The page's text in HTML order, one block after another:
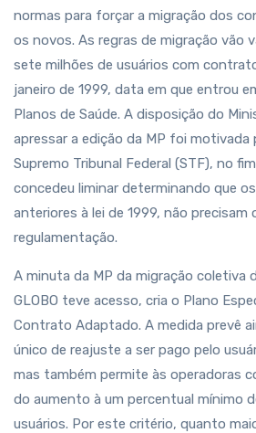
normas para forçar a migração dos
os novos. As regras de migração vão
sete milhões de usuários com
janeiro de 1999, data em que entrou
Planos de Saúde. A disposição do
apressar a edição da MP foi motivada
Supremo Tribunal Federal (STF), no
concedeu liminar determinando que
anteriores à lei de 1999, não precisam
regulamentação.
A minuta da MP da migração coletiva
GLOBO teve acesso, cria o Plano
Contrato Adaptado. A medida prevê
único de reajuste a ser pago pelo
mas também permite às operadoras
do aumento à um percentual mínimo
usuários. Por este critério, quanto